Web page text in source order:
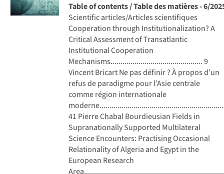
Table of contents / Table des matières - 6/
Scientific articles/Articles scientifiques
Cooperation through Institutionalization? A
Critical Assessment of Transatlantic
Institutional Cooperation
Mechanisms.............................................. 9
Vincent Bricart Ne pas définir ? À propos d’un
refus de paradigme pour l’Asie centrale
comme région internationale
41 Pierre Chabal Bourdieusian Fields in
Supranationally Supported Multilateral
Science Encounters: Practising Occasional
Relationality of Algeria and Egypt in the
European Research